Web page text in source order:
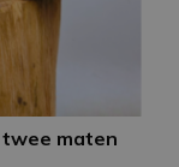
maten